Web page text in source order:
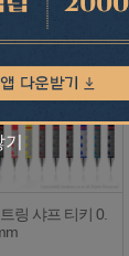
링 샤프 티키 0.